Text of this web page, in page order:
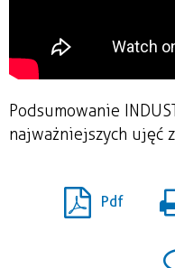
Podsumowanie
najważniejszych ujęć
Pdf